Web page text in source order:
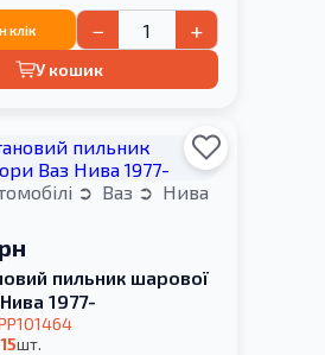
клік − +
У кошик
Ваз
Нива
пильник шарової
1977-
15шт.